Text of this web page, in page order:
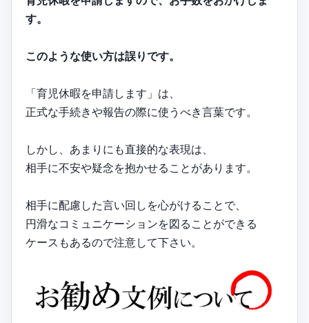
す。
このような使い方は誤りです。
「育児休暇を申請します」は、
正式な手続きや報告の際に使うべき言葉です。
しかし、あまりにも直接的な表現は、
相手に不安や疑念を抱かせることがあります。
相手に配慮した言い回しを心がけることで、
円滑なコミュニケーションを図ることができる
ケースもあるので注意して下さい。